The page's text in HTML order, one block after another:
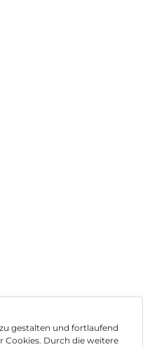
gestalten und fortlaufend
Cookies. Durch die weitere